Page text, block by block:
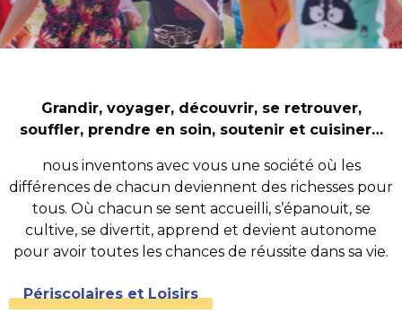
Vous êtes ici :
Accueil
Grandir, voyager, découvrir, se retrouver,
souffler, prendre en soin, soutenir et cuisiner…
nous inventons avec vous une société où les
différences de chacun deviennent des richesses pour
tous. Où chacun se sent accueilli, s’épanouit, se
cultive, se divertit, apprend et devient autonome
pour avoir toutes les chances de réussite dans sa vie.
Périscolaires et Loisirs